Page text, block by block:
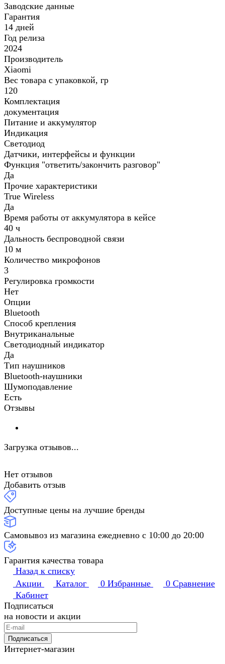
Заводские данные
Гарантия
14 дней
Год релиза
2024
Производитель
Xiaomi
Вес товара с упаковкой, гр
120
Комплектация
документация
Питание и аккумулятор
Индикация
Светодиод
Датчики, интерфейсы и функции
Функция "ответить/закончить разговор"
Да
Прочие характеристики
True Wireless
Да
Время работы от аккумулятора в кейсе
40 ч
Дальность беспроводной связи
10 м
Количество микрофонов
3
Регулировка громкости
Нет
Опции
Bluetooth
Способ крепления
Внутриканальные
Светодиодный индикатор
Да
Тип наушников
Bluetooth-наушники
Шумоподавление
Есть
Отзывы
Загрузка отзывов...
Нет отзывов
Добавить отзыв
Доступные цены на лучшие бренды
Самовывоз из магазина ежедневно с 10:00 до 20:00
Гарантия качества товара
Назад к списку
Акции
Каталог 0 Избранные 0 Сравнение
Кабинет
Подписаться
на новости и акции
Подписаться
Интернет-магазин